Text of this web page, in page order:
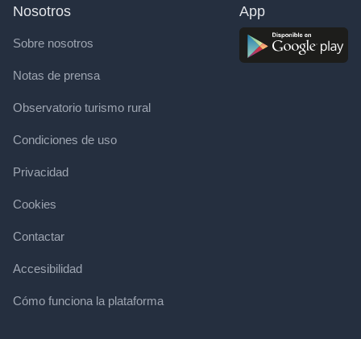
Nosotros
Sobre nosotros
Notas de prensa
Observatorio turismo rural
Condiciones de uso
Privacidad
Cookies
Contactar
Accesibilidad
Cómo funciona la plataforma
App